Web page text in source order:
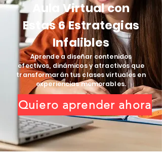
Aula Virtual con
Estas 6 Estrategias
Infalibles
Aprende a diseñar contenidos
efectivos, dinámicos y atractivos que
transformarán tus clases virtuales en
experiencias memorables.
Quiero aprender ahora